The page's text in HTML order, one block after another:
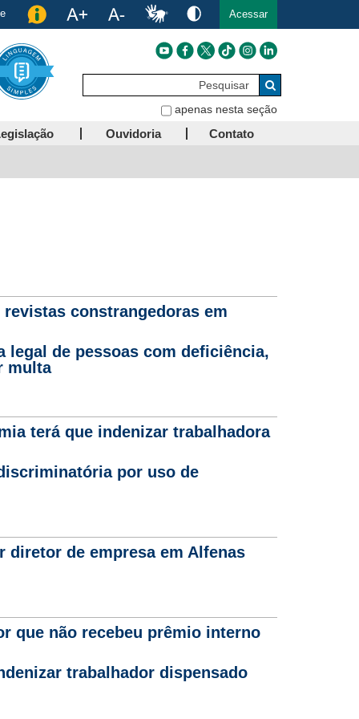
Acessar
Pesquisar
Buscar
apenas nesta seção
Ouvidoria Contato
constrangedoras em
de pessoas com deficiência,
multa
terá que indenizar trabalhadora
por uso de
diretor de empresa em Alfenas
que não recebeu prêmio interno
trabalhador dispensado